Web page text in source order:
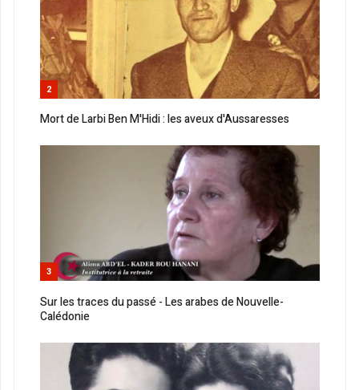
2
Mort de Larbi Ben M'Hidi : les aveux d'Aussaresses
3
Sur les traces du passé - Les arabes de Nouvelle-
Calédonie